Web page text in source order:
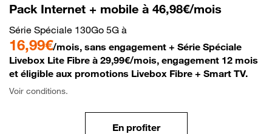
Pack Internet + mobile à 46,98€/mois
Série Spéciale 130Go 5G à
16,99€/mois, sans engagement + Série Spéciale
Livebox Lite Fibre à 29,99€/mois, engagement 12 mois
et éligible aux promotions Livebox Fibre + Smart TV.
Voir conditions.
En profiter